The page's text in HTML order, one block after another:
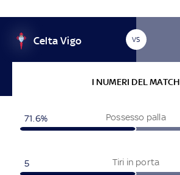
Celta Vigo VS
I NUMERI DEL MATCH
Possesso palla
71.6%
Tiri in porta
5